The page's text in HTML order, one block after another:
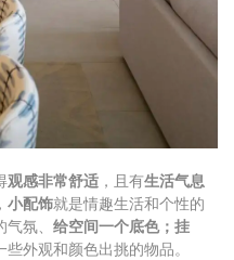
观感非常舒适 ，且有生活气息
小配饰就是情趣生活和个性的
氛、 给空间一个底色；挂
外观和颜色出挑的物品。